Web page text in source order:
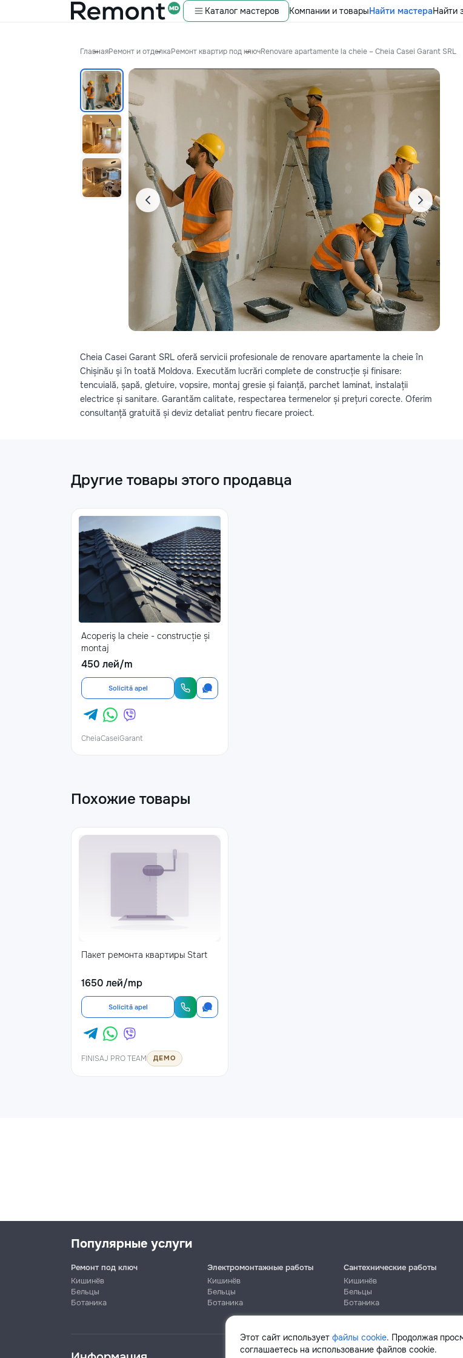
Каталог мастеров Компании и товарыНайти мастераНайти
ГлавнаяРемонт и отделкаРемонт квартир под ключRenovare apartamente la cheie – Cheia Casei Garant SRL
Cheia Casei Garant SRL oferă servicii profesionale de renovare apartamente la cheie în
Chișinău și în toată Moldova. Executăm lucrări complete de construcție și finisare:
tencuială, șapă, gletuire, vopsire, montaj gresie și faianță, parchet laminat, instalații
electrice și sanitare. Garantăm calitate, respectarea termenelor și prețuri corecte. Oferim
consultanță gratuită și deviz detaliat pentru fiecare proiect.
Другие товары этого продавца
Acoperiş la cheie - construcție și
montaj
450 лей/m
Solicită apel
CheiaCaseiGarant
Похожие товары
Пакет ремонта квартиры Start
1650 лей/mp
Solicită apel
FINISAJ PRO TEAM ДЕМО
Этот сайт использует файлы cookie. Продолжая
соглашаетесь на использование файлов cookie.
Популярные услуги
Ремонт под ключ
Кишинёв
Бельцы
Ботаника
Электромонтажные работы
Кишинёв
Бельцы
Ботаника
Сантехнические работы
Кишинёв
Бельцы
Ботаника